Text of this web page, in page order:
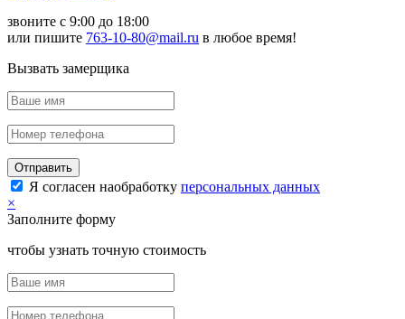
звоните с 9:00 до 18:00
или пишите 763-10-80@mail.ru в любое время!
Вызвать замерщика
Отправить
Я согласен наобработку персональных данных
×
Заполните форму
чтобы узнать точную стоимость